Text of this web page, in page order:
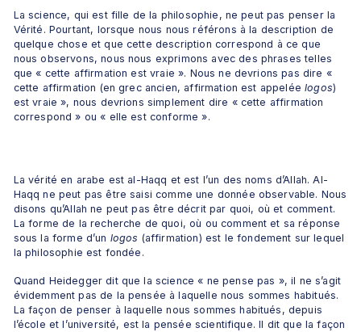
La science, qui est fille de la philosophie, ne peut pas penser la
Vérité. Pourtant, lorsque nous nous référons à la description de
quelque chose et que cette description correspond à ce que
nous observons, nous nous exprimons avec des phrases telles
que « cette affirmation est vraie ». Nous ne devrions pas dire «
cette affirmation (en grec ancien, affirmation est appelée logos)
est vraie », nous devrions simplement dire « cette affirmation
correspond » ou « elle est conforme ».
La vérité en arabe est al-Haqq et est l’un des noms d’Allah. Al-
Haqq ne peut pas être saisi comme une donnée observable. Nous
disons qu’Allah ne peut pas être décrit par quoi, où et comment.
La forme de la recherche de quoi, où ou comment et sa réponse
sous la forme d’un logos (affirmation) est le fondement sur lequel
la philosophie est fondée.
Quand Heidegger dit que la science « ne pense pas », il ne s’agit
évidemment pas de la pensée à laquelle nous sommes habitués.
La façon de penser à laquelle nous sommes habitués, depuis
l’école et l’université, est la pensée scientifique. Il dit que la façon